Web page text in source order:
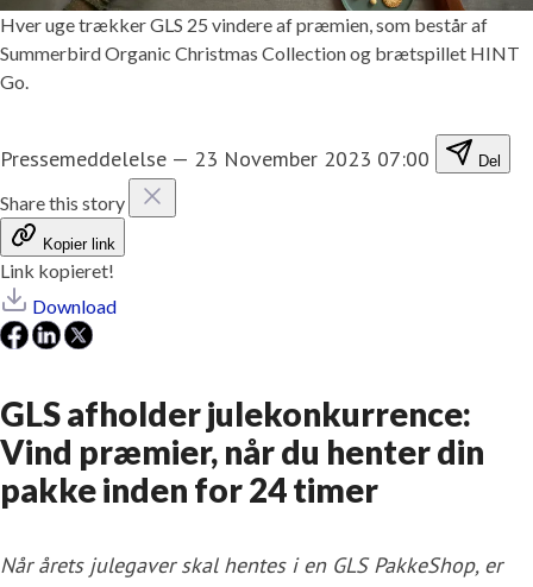
Hver uge trækker GLS 25 vindere af præmien, som består af
Summerbird Organic Christmas Collection og brætspillet HINT
Go.
Pressemeddelelse — 23 November 2023 07:00 Del
Share this story
Kopier link
Link kopieret!
Download
GLS afholder julekonkurrence:
Vind præmier, når du henter din
pakke inden for 24 timer
Når årets julegaver skal hentes i en GLS PakkeShop, er